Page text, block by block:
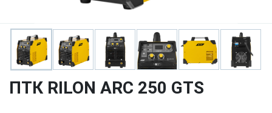
ПТК RILON ARC 250 GTS